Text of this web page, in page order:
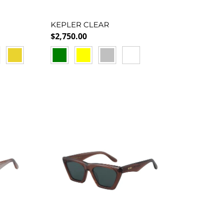
YELLOW
KEPLER CLEAR
Precio normal
$2,750.00
GREENYELLOWSILVERBLUEMIRROR